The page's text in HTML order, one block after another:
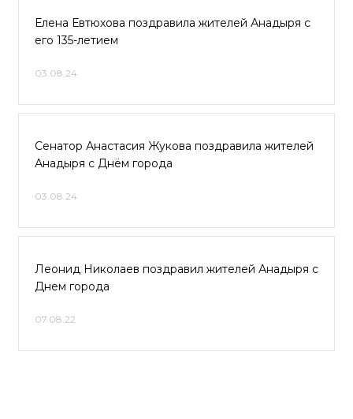
Елена Евтюхова поздравила жителей Анадыря с
его 135-летием
03.08.24
Сенатор Анастасия Жукова поздравила жителей
Анадыря с Днём города
03.08.24
Леонид Николаев поздравил жителей Анадыря с
Днем города
07.08.22